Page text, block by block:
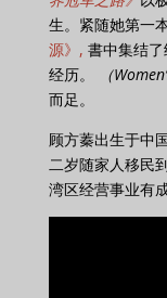
生。紧随她第一
源》, 書中集结
经历。
（
而足。
顾方蓁出生于中
二岁随家人移民
湾区经营事业有